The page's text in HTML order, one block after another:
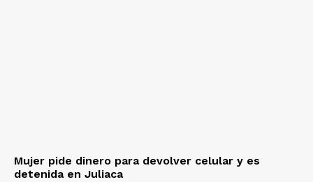
Mujer pide dinero para devolver celular y es
detenida en Juliaca